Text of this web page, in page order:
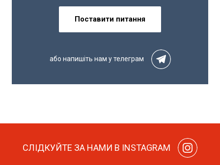
Поставити питання
або напишіть нам у телеграм
СЛІДКУЙТЕ ЗА НАМИ В INSTAGRAM